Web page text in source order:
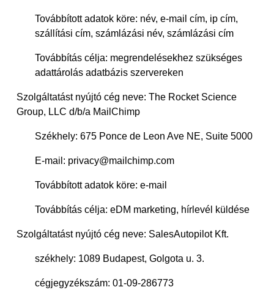
Továbbított adatok köre: név, e-mail cím, ip cím,
szállítási cím, számlázási név, számlázási cím
Továbbítás célja: megrendelésekhez szükséges
adattárolás adatbázis szervereken
Szolgáltatást nyújtó cég neve: The Rocket Science
Group, LLC d/b/a MailChimp
Székhely: 675 Ponce de Leon Ave NE, Suite 5000
E-mail: privacy@mailchimp.com
Továbbított adatok köre: e-mail
Továbbítás célja: eDM marketing, hírlevél küldése
Szolgáltatást nyújtó cég neve: SalesAutopilot Kft.
székhely: 1089 Budapest, Golgota u. 3.
cégjegyzékszám: 01-09-286773